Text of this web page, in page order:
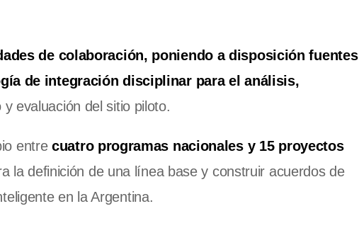
de colaboración, poniendo a disposición fuentes
de integración disciplinar para el análisis,
evaluación del sitio piloto.
entre cuatro programas nacionales y 15 proyectos
la definición de una línea base y construir acuerdos de
en la Argentina.